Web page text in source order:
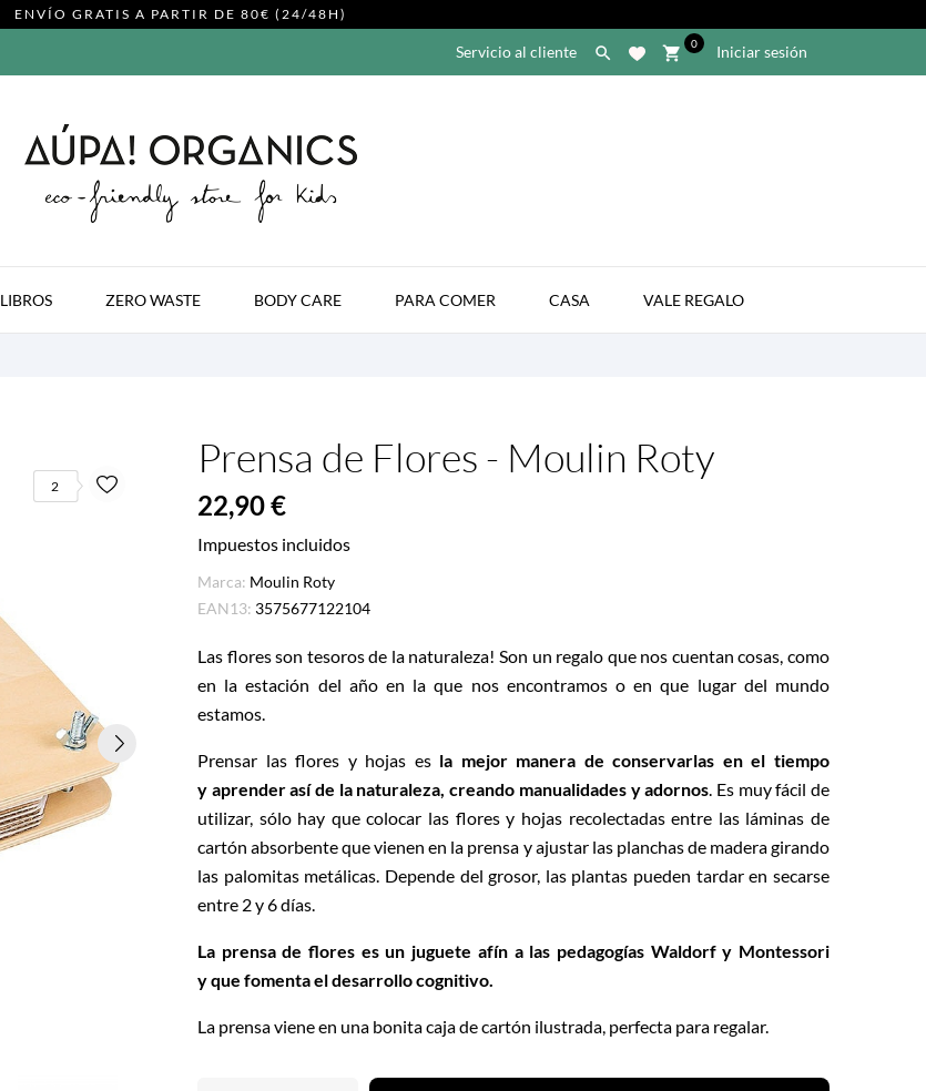
ENVÍO GRATIS A PARTIR DE 80€ (24/48H)
Servicio al cliente  shopping_cart 0 Iniciar sesión
LIBROS ZERO WASTE BODY CARE PARA COMER CASA VALE REGALO
2
Prensa de Flores - Moulin Roty
22,90 €
Impuestos incluidos
Marca: Moulin Roty
EAN13: 3575677122104
Las flores son tesoros de la naturaleza! Son un regalo que nos cuentan cosas, como
en la estación del año en la que nos encontramos o en que lugar del mundo
estamos.
Prensar las flores y hojas es la mejor manera de conservarlas en el tiempo
y aprender así de la naturaleza, creando manualidades y adornos. Es muy fácil de
utilizar, sólo hay que colocar las flores y hojas recolectadas entre las láminas de
cartón absorbente que vienen en la prensa y ajustar las planchas de madera girando
las palomitas metálicas. Depende del grosor, las plantas pueden tardar en secarse
entre 2 y 6 días.
La prensa de flores es un juguete afín a las pedagogías Waldorf y Montessori
yque fomenta el desarrollo cognitivo.
La prensa viene en una bonita caja de cartón ilustrada, perfecta para regalar.